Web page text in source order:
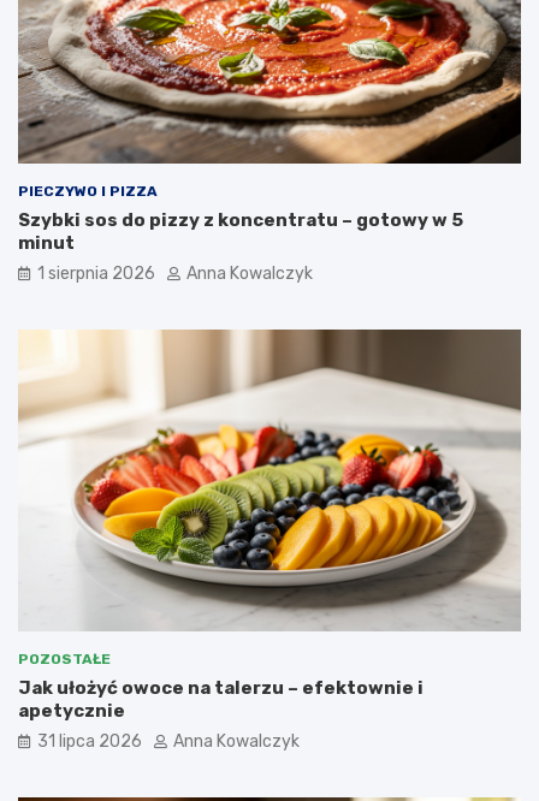
PIECZYWO I PIZZA
Szybki sos do pizzy z koncentratu – gotowy w 5
minut
1 sierpnia 2026 Anna Kowalczyk
POZOSTAŁE
Jak ułożyć owoce na talerzu – efektownie i
apetycznie
31 lipca 2026 Anna Kowalczyk